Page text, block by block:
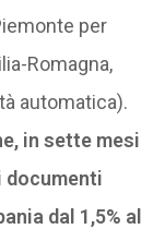
per
Romagna,
automatica).
in sette mesi
documenti
dal 1,5% al